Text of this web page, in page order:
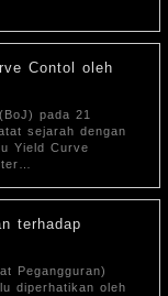
Contol oleh
pada 21
sejarah dengan
Yield Curve
terhadap
Pegangguran)
diperhatikan oleh